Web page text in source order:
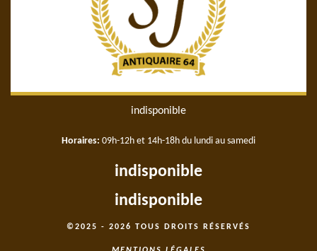
indisponible
Horaires: 09h-12h et 14h-18h du lundi au samedi
indisponible
indisponible
©2025 - 2026 TOUS DROITS RÉSERVÉS